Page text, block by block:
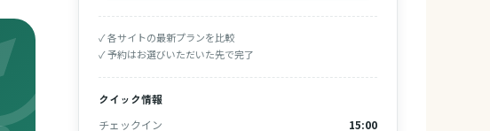
✓ 各サイトの最新プランを比較
✓ 予約はお選びいただいた先で完了
クイック情報
チェックイン
15:00